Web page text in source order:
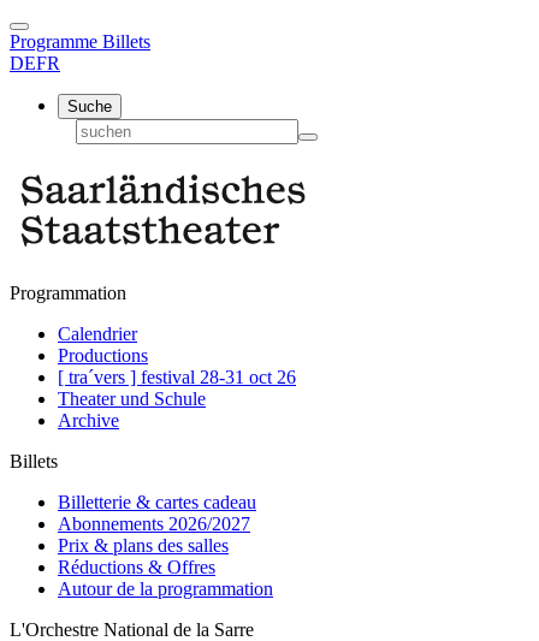
Programme Billets
DEFR
Suche
Programmation
Calendrier
Productions
[ tra´vers ] festival 28-31 oct 26
Theater und Schule
Archive
Billets
Billetterie & cartes cadeau
Abonnements 2026/2027
Prix & plans des salles
Réductions & Offres
Autour de la programmation
L'Orchestre National de la Sarre